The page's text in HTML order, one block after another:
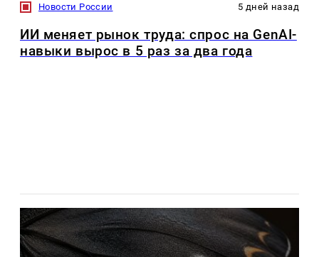
Новости России 5 дней назад
ИИ меняет рынок труда: спрос на GenAI-
навыки вырос в 5 раз за два года